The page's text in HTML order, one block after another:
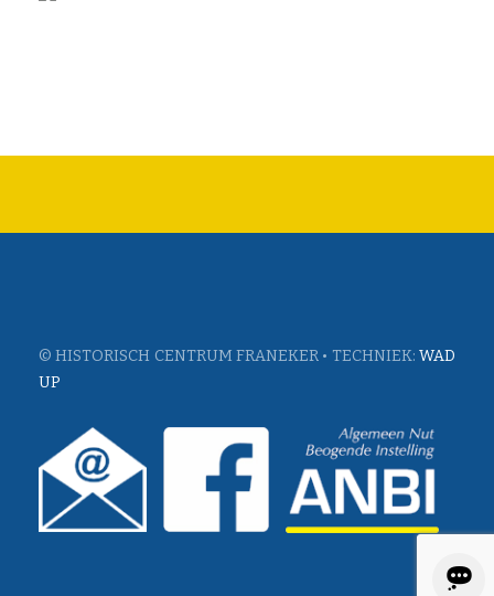
© HISTORISCH CENTRUM FRANEKER • TECHNIEK: WAD
UP